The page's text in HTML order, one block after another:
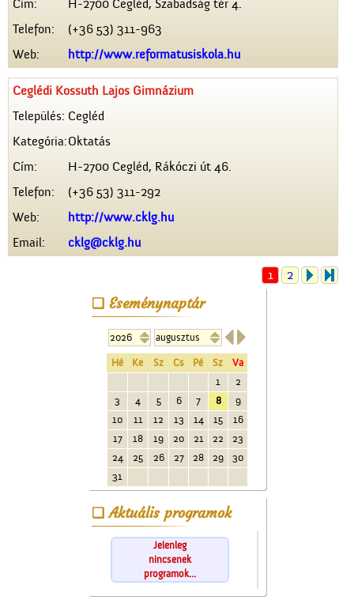
Cím:
H-2700 Cegléd, Szabadság tér 4.
Telefon:
(+36 53) 311-963
Web:
http://www.reformatusiskola.hu
Ceglédi Kossuth Lajos Gimnázium
Település: Cegléd
Kategória:Oktatás
Cím:
H-2700 Cegléd, Rákóczi út 46.
Telefon:
(+36 53) 311-292
Web:
http://www.cklg.hu
Email:
cklg@cklg.hu
1 2
Eseménynaptár

Hé Ke Sz Cs Pé Sz
Va
1
2
3
4 5 6 7 8
9
10
11 12 13 14 15
16
17
18 19 20 21 22
23
24
25 26 27 28 29
30
31
Aktuális programok
Jelenleg
nincsenek
programok...